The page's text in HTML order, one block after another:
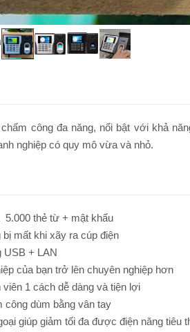
công đa năng, nổi bật với khả
nghiệp có quy mô vừa và nhỏ.
5.000 thẻ từ + mật khẩu
mất khi xãy ra cúp điện
USB + LAN
của bạn trở lên chuyên nghiệp hơn
1 cách dễ dàng và tiện lợi
công dùm bằng vân tay
giúp giảm tối đa được điện năng tiêu